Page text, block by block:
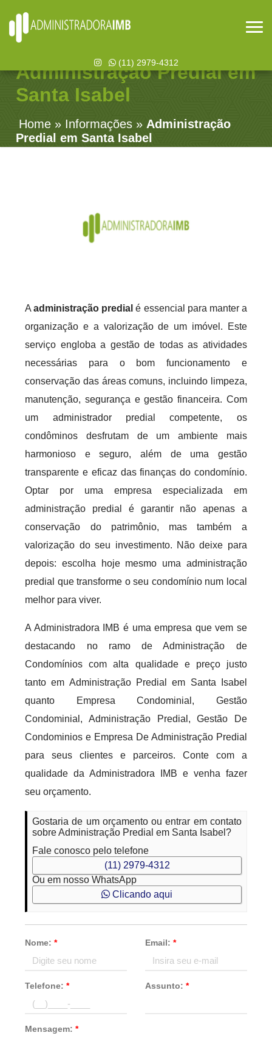
(11) 2979-4312
Administração Predial em
Santa Isabel
Home » Informações » Administração
Predial em Santa Isabel
Aadministração predial é essencial para manter a
organização e a valorização de um imóvel. Este
serviço engloba a gestão de todas as atividades
necessárias para o bom funcionamento e
conservação das áreas comuns, incluindo limpeza,
manutenção, segurança e gestão financeira. Com
um administrador predial competente, os
condôminos desfrutam de um ambiente mais
harmonioso e seguro, além de uma gestão
transparente e eficaz das finanças do condomínio.
Optar por uma empresa especializada em
administração predial é garantir não apenas a
conservação do patrimônio, mas também a
valorização do seu investimento. Não deixe para
depois: escolha hoje mesmo uma administração
predial que transforme o seu condomínio num local
melhor para viver.
A Administradora IMB é uma empresa que vem se
destacando no ramo de Administração de
Condomínios com alta qualidade e preço justo
tanto em Administração Predial em Santa Isabel
quanto Empresa Condominial, Gestão
Condominial, Administração Predial, Gestão De
Condominios e Empresa De Administração Predial
para seus clientes e parceiros. Conte com a
qualidade da Administradora IMB e venha fazer
seu orçamento.
Gostaria de um orçamento ou entrar em contato
sobre Administração Predial em Santa Isabel?
Fale conosco pelo telefone
(11) 2979-4312
Ou em nosso WhatsApp
Clicando aqui
Nome:* Email: *
Telefone:* Assunto: *
Mensagem:*